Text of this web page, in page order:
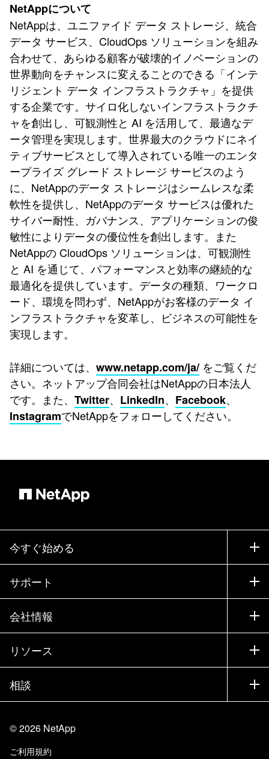
NetAppについて
NetAppは、ユニファイド データ ストレージ、統合
データ サービス、CloudOps ソリューションを組み
合わせて、あらゆる顧客が破壊的イノベーションの
世界動向をチャンスに変えることのできる「インテ
リジェント データ インフラストラクチャ」を提供
する企業です。サイロ化しないインフラストラクチ
ャを創出し、可観測性と AI を活用して、最適なデ
ータ管理を実現します。世界最大のクラウドにネイ
ティブサービスとして導入されている唯一のエンタ
ープライズ グレード ストレージ サービスのよう
に、NetAppのデータ ストレージはシームレスな柔
軟性を提供し、NetAppのデータ サービスは優れた
サイバー耐性、ガバナンス、アプリケーションの俊
敏性によりデータの優位性を創出します。また
NetAppの CloudOps ソリューションは、可観測性
と AI を通じて、パフォーマンスと効率の継続的な
最適化を提供しています。データの種類、ワークロ
ード、環境を問わず、NetAppがお客様のデータ イ
ンフラストラクチャを変革し、ビジネスの可能性を
実現します。
詳細については、 www.netapp.com/ja/をご覧くだ
さい。ネットアップ合同会社はNetAppの日本法人
です。また、 Twitter、 LinkedIn、 Facebook、
InstagramでNetAppをフォローしてください。
今すぐ始める
購入方法
営業チームへのお問い合わせ
パートナーを検索
エグゼクティブ ブリーフィング
製品A-Z
サポート
サポート
トレーニング
ドキュメント
ナレッジ ベース
コミュニティ
知識の習得
会社情報
会社情報
パートナー
採用情報
Trust Center
責任と持続可能性
リソース
ニュースルーム
イベント
ブログ
カスタマー エクスペリエンス
相談
当サイトに関するフィードバック
©2026 NetApp
ご利用規約